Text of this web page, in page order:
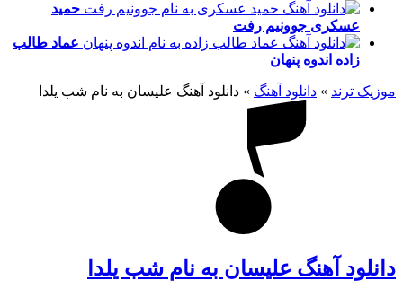
حمید
عسکری جوونیم رفت
عماد طالب
زاده اندوه پنهان
موزیک ترند » دانلود آهنگ » دانلود آهنگ علیسان به نام شب یلدا
دانلود آهنگ علیسان به نام شب یلدا